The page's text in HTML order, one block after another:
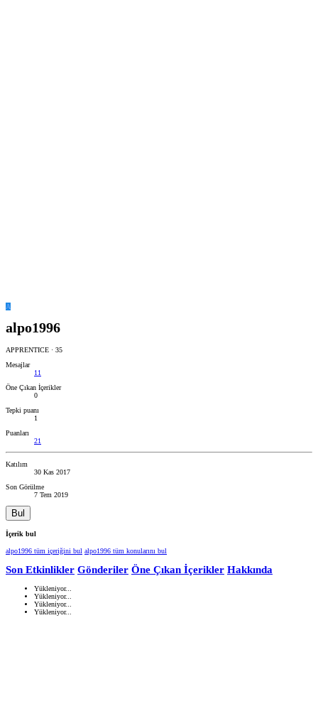
A
alpo1996
APPRENTICE · 35
Mesajlar
11
Öne Çıkan İçerikler
0
Tepki puanı
1
Puanları
21
Katılım
30 Kas 2017
Son Görülme
7 Tem 2019
Bul
İçerik bul
alpo1996 tüm içeriğini bul alpo1996 tüm konularını bul
Son Etkinlikler Gönderiler Öne Çıkan İçerikler Hakkında
Yükleniyor...
Yükleniyor...
Yükleniyor...
Yükleniyor...